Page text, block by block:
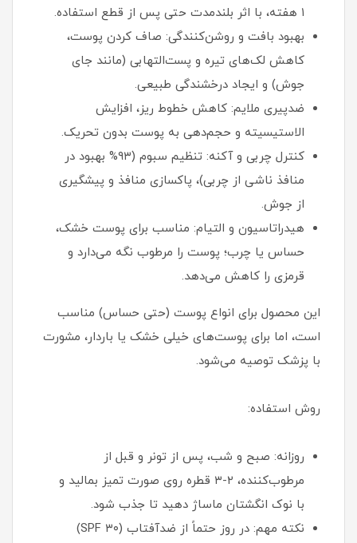
۱ هفته، با اثر بلندمدت حتی پس از قطع استفاده.
بهبود بافت و روشن‌کنندگی: صاف کردن پوست،
کاهش لک‌های تیره و پست‌التهابی (مانند جای
جوش) و ایجاد درخشندگی طبیعی.
ضدپیری ملایم: کاهش خطوط ریز، افزایش
الاستیسیته و حجم‌دهی به پوست بدون تحریک.
کنترل چربی و آکنه: تنظیم سبوم (۹۳% بهبود در
منافذ ناشی از چربی)، پاکسازی منافذ و پیشگیری
از جوش.
هیدراتاسیون و التیام: مناسب برای پوست خشک،
حساس یا چرب؛ پوست را مرطوب نگه می‌دارد و
قرمزی را کاهش می‌دهد.
این محصول برای انواع پوست (حتی حساس) مناسب
است، اما برای پوست‌های خیلی خشک یا باردار، مشورت
با پزشک توصیه می‌شود.
روش استفاده:
روزانه: صبح و شب، پس از تونر و قبل از
مرطوب‌کننده، ۲-۳ قطره روی صورت تمیز بمالید و
با نوک انگشتان ماساژ دهید تا جذب شود.
نکته مهم: در روز حتماً از ضدآفتاب (SPF ۳۰)